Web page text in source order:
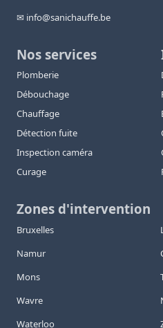
✉ info@sanichauffe.be
Nos services
Plomberie
Débouchage
Chauffage
Détection fuite
Inspection caméra
Curage
Zones d'intervention
Bruxelles
Namur
Mons
Wavre
Waterloo